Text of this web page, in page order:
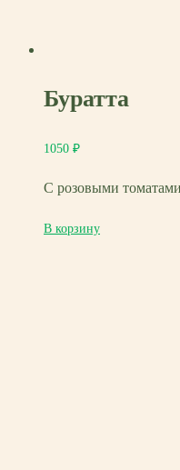
Буратта
1050 ₽
С розовыми
В корзину